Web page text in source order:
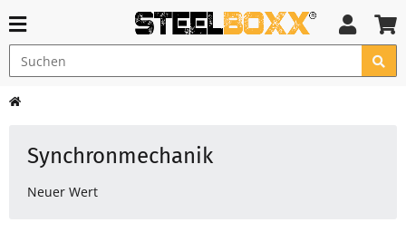
Synchronmechanik
Neuer Wert